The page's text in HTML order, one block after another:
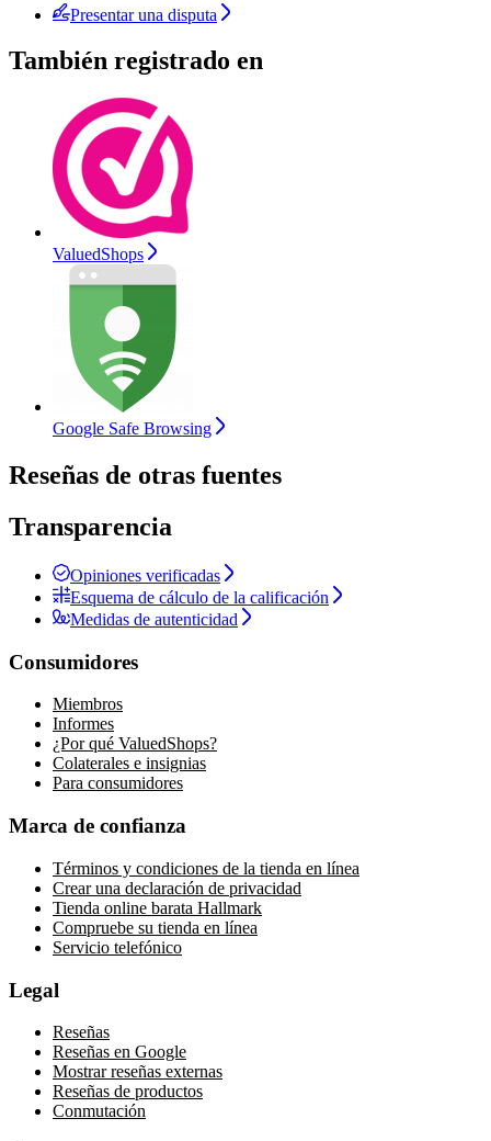
Presentar una disputa
También registrado en
ValuedShops
Google Safe Browsing
Reseñas de otras fuentes
Transparencia
Opiniones verificadas
Esquema de cálculo de la calificación
Medidas de autenticidad
Consumidores
Miembros
Informes
¿Por qué ValuedShops?
Colaterales e insignias
Para consumidores
Marca de confianza
Términos y condiciones de la tienda en línea
Crear una declaración de privacidad
Tienda online barata Hallmark
Compruebe su tienda en línea
Servicio telefónico
Legal
Reseñas
Reseñas en Google
Mostrar reseñas externas
Reseñas de productos
Conmutación